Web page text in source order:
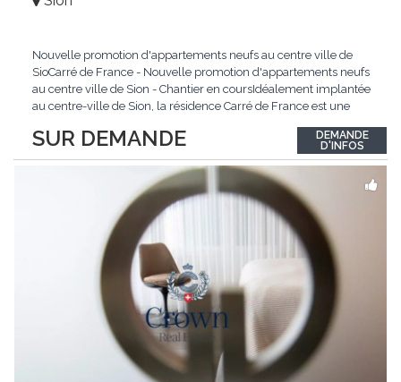
SUR DEMANDE
Nouvelle promotion d'appartements neufs au centre ville de
SioCarré de France - Nouvelle promotion d'appartements neufs
au centre ville de Sion - Chantier en coursIdéalement implantée
au centre-ville de Sion, la résidence Carré de France est une
contemporaine, qualité de vie et emplacement privilégié.Ce
projet d'envergure comprend 38...
DEMANDE
D'INFOS